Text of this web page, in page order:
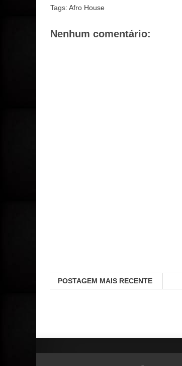
Tags: Afro House
Nenhum comentário:
POSTAGEM MAIS RECENTE